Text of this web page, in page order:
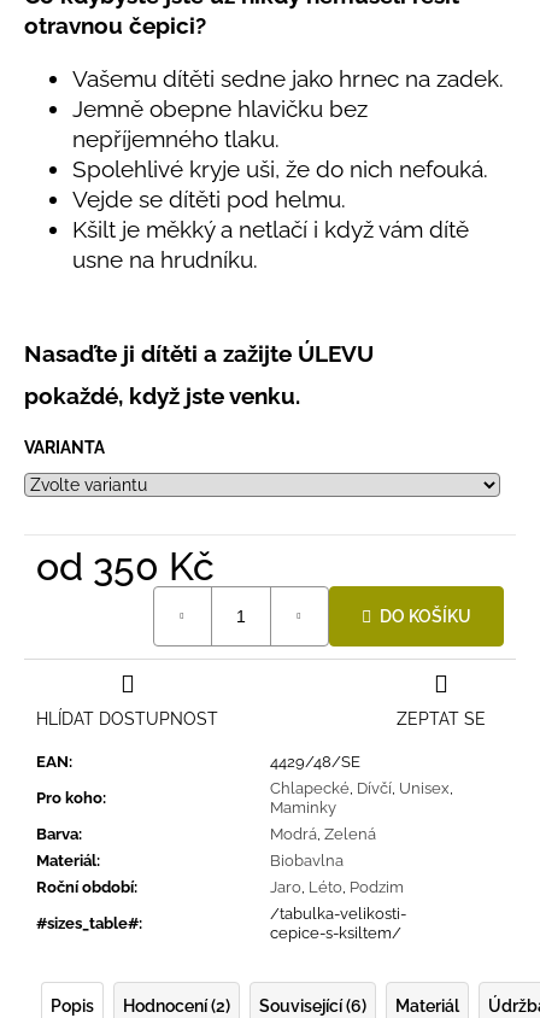
produktu
je
otravnou čepici?
Vašemu dítěti sedne jako hrnec na zadek.
Jemně obepne hlavičku bez
nepříjemného tlaku.
Spolehlivé kryje uši, že do nich nefouká.
Vejde se dítěti pod helmu.
Kšilt je měkký a netlačí i když vám dítě
usne na hrudníku.
Nasaďte ji dítěti a zažijte ÚLEVU
pokaždé, když jste venku.
VARIANTA
od 350 Kč
DO KOŠÍKU
EAN:
4429/48/SE
Pro koho:
Chlapecké, Dívčí, Unisex,
Maminky
Barva: Modrá, Zelená
Materiál:
Biobavlna
Roční období: Jaro, Léto, Podzim
#sizes_table#:
/tabulka-velikosti-
cepice-s-ksiltem/
ZEPTAT SE
HLÍDAT DOSTUPNOST
Popis Hodnocení (2) Související (6) Materiál
u
LETNÍ
RYCHLESCHNOUCÍ
TYRKYSOVÉ
Kč